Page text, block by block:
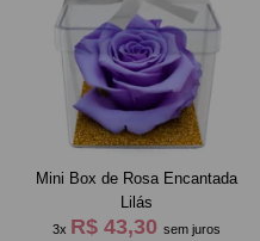
Mini Box de Rosa Encantada
Lilás
3x R$ 43,30 sem juros